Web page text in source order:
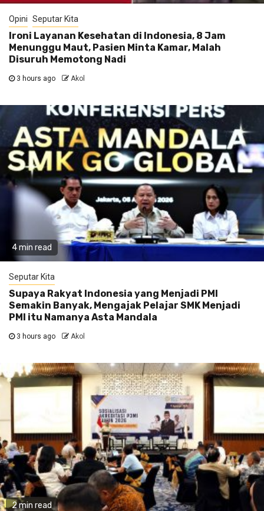
Opini Seputar Kita
Ironi Layanan Kesehatan di Indonesia, 8 Jam
Menunggu Maut, Pasien Minta Kamar, Malah
Disuruh Memotong Nadi
3 hours ago Akol
4 min read
Seputar Kita
Supaya Rakyat Indonesia yang Menjadi PMI
Semakin Banyak, Mengajak Pelajar SMK Menjadi
PMI itu Namanya Asta Mandala
3 hours ago Akol
2 min read